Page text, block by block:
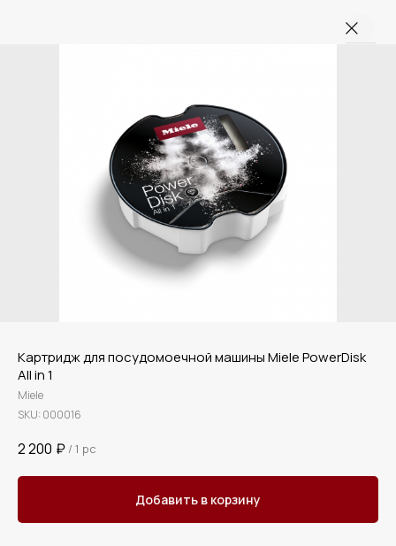
Картридж для посудомоечной машины Miele PowerDisk
All in 1
Miele
SKU: 000016
2 200 ₽ / 1 pc
Добавить в корзину